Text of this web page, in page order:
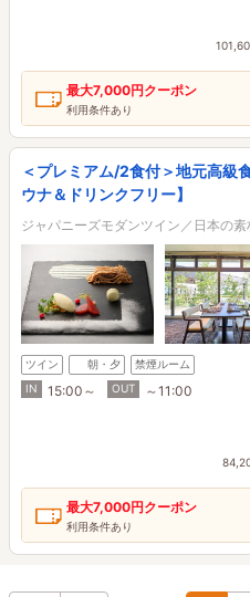
最大7,000円クーポン
利用条件あり
＜プレミアム/2食付＞地元高級
ウナ＆ドリンクフリー】
ジャパニーズモダンツイン／日本の
ツイン 朝・夕
禁煙ルーム
IN
15:00～ OUT ～11:00
最大7,000円クーポン
利用条件あり